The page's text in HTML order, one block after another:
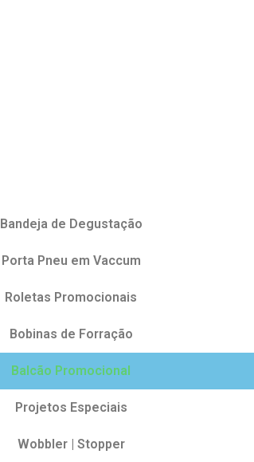
Bandeja de Degustação
Porta Pneu em Vaccum
Roletas Promocionais
Bobinas de Forração
Balcão Promocional
Projetos Especiais
Wobbler | Stopper